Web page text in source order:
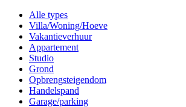
Alle types
Villa/Woning/Hoeve
Vakantieverhuur
Appartement
Studio
Grond
Opbrengsteigendom
Handelspand
Garage/parking